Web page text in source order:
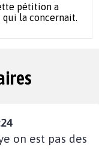
pétition a
qui la concernait.
on est pas des